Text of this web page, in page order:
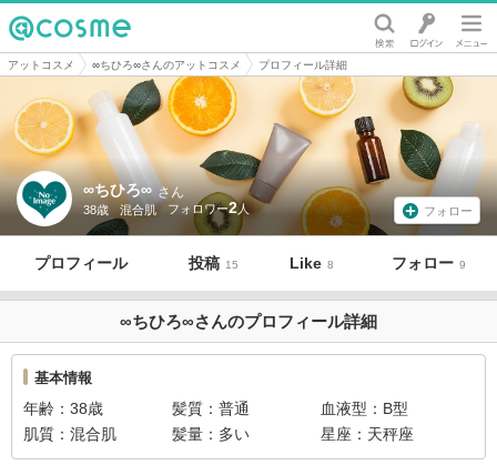
@cosme
アットコスメ ∞ちひろ∞さんのアットコスメ プロフィール詳細
∞ちひろ∞ さん
38歳 混合肌 2 フォロー
プロフィール 投稿 15 Like 8 フォロー 9
∞ちひろ∞さんのプロフィール詳細
基本情報
年齢 38歳 髪質 普通 血液型
B型
肌質
混合肌 髪量 多い 星座 天秤座